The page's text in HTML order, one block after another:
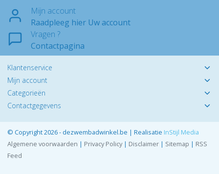
Mijn account
Raadpleeg hier Uw account
Vragen ?
Contactpagina
Klantenservice
Mijn account
Categorieën
Contactgegevens
© Copyright 2026 - dezwembadwinkel.be | Realisatie InStijl Media
Algemene voorwaarden | Privacy Policy| Disclaimer | Sitemap | RSS
Feed